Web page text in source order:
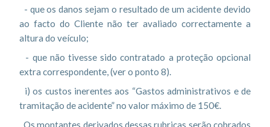
- que os danos sejam o resultado de um acidente devido
ao facto do Cliente não ter avaliado correctamente a
altura do veículo;
- que não tivesse sido contratado a proteção opcional
extra correspondente, (ver o ponto 8).
i) os custos inerentes aos “Gastos administrativos e de
tramitação de acidente” no valor máximo de 150€.
Os montantes derivados dessas rubricas serão cobrados